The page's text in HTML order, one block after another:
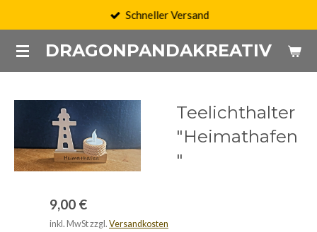
springenDRAGONPANDAKREATIV
Schneller Versand
Teelichthalter
"Heimathafen
"
9,00 €
inkl. MwSt zzgl. Versandkosten